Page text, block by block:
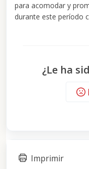
para acomodar y
durante este período
¿Le ha
Imprimir